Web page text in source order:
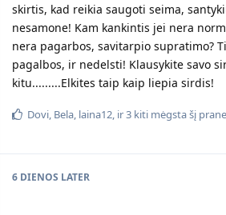
skirtis, kad reikia saugoti seima,
nesamone! Kam kankintis jei nera
nera pagarbos, savitarpio supratimo?
pagalbos, ir nedelsti! Klausykite savo
kitu.........Elkites taip kaip liepia sirdis!
Dovi, Bela, laina12, ir3 kiti mėgsta šį
6 DIENOS LATER